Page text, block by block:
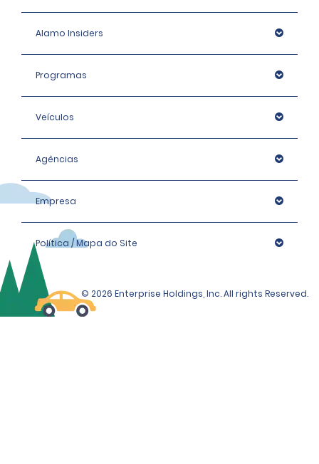
Alamo Insiders
Programas
Veículos
Agências
Empresa
Política / Mapa do Site
© 2026 Enterprise Holdings, Inc. All rights Reserved.